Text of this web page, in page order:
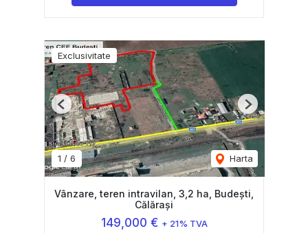
Exclusivitate
1 / 6 Harta
Previous Next
Vânzare, teren intravilan, 3,2 ha, Budești,
Călărași
149,000 € + 21% TVA